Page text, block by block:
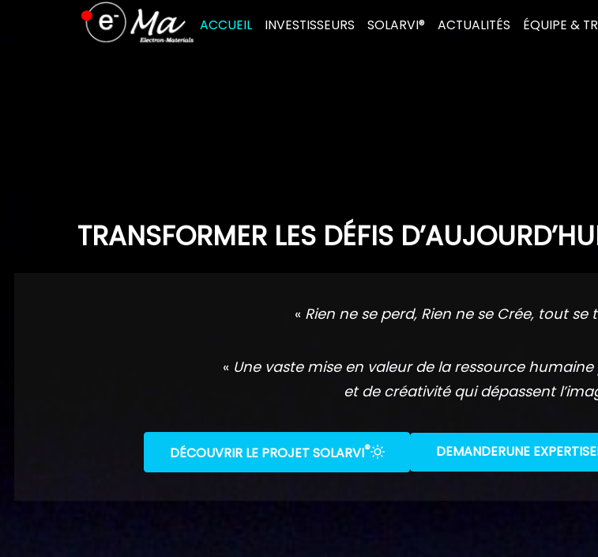
ACCUEIL INVESTISSEURS SOLARVI® ACTUALITÉS ÉQUIPE &
TRANSFORMER LES DÉFIS
« Rien ne se perd, Rien ne se Crée, tout
« Une vaste mise en valeur de la ressource
et de créativité qui dépassent
DÉCOUVRIR LE PROJET SOLARVI® DEMANDERUNE EXPERTISE